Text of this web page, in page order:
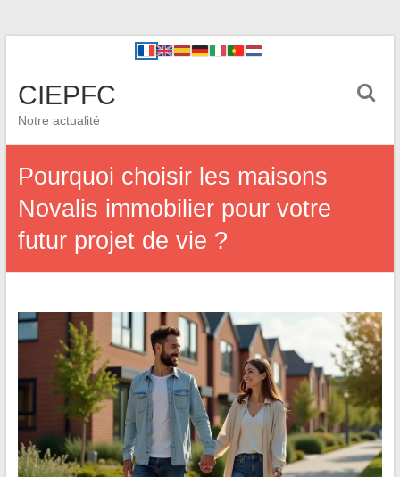
CIEPFC
Notre actualité
Pourquoi choisir les maisons
Novalis immobilier pour votre
futur projet de vie ?